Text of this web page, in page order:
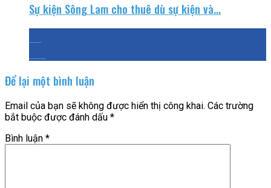
Sự kiện Sông Lam cho thuê dù sự kiện và...
Để lại một bình luận
Email của bạn sẽ không được hiển thị công khai. Các trường
bắt buộc được đánh dấu *
Bình luận *